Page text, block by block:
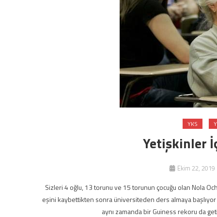
YKS
Yetişkinler
Ekim 22, 2019
Sizleri 4 oğlu, 13 torunu ve 15 torunun çocuğu olan Nola
eşini kaybettikten sonra üniversiteden ders almaya
aynı zamanda bir Guiness rekoru da